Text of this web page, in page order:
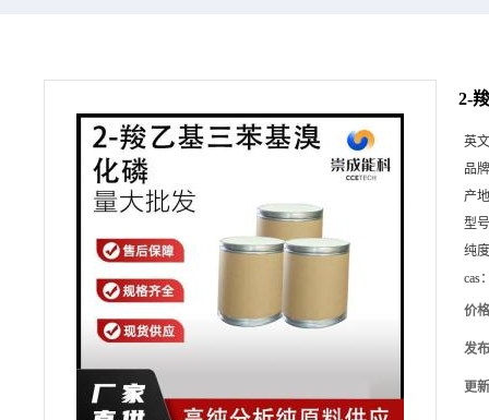
2-
英
品
产
型
纯
cas
价
发
更